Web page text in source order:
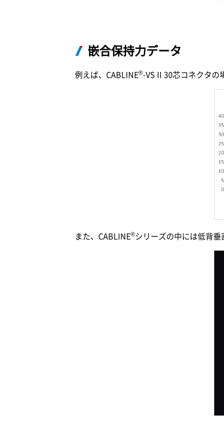
嵌合保持力データ
例えば、CABLINE®-VS II 30芯コネクタの
また、CABLINE®シリーズの中には低背